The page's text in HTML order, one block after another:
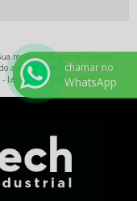
reprodução, parcial ou total,
autor. Crime de violação de
Lei de direitos autorais.
chamar no
WhatsApp